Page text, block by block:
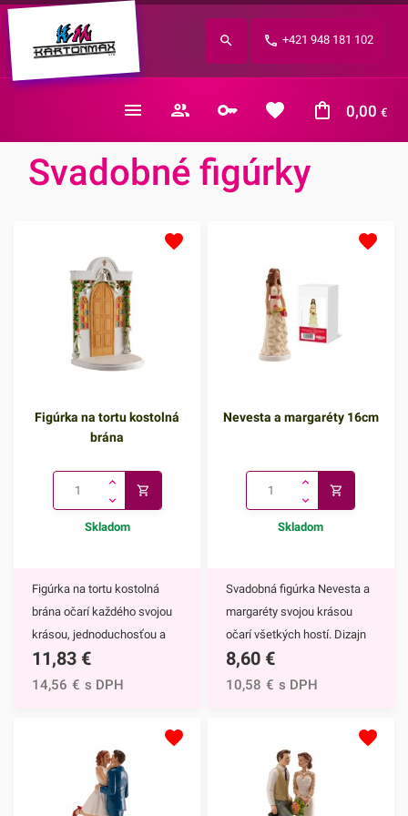
+421 948 181 102
0,00 €
Zabudnuté heslo?
E-mail
Svadobné figúrky
Figúrka na tortu kostolná
brána
Skladom
Figúrka na tortu kostolná
brána očarí každého svojou
krásou, jednoduchosťou a
eleganciou. Bude nádhernou
ozdobou na každej
kostolnú bránu, takže ju
môžete využiť nielen na
svadobné torty, ale rovnako
11,83 €
14,56 € s DPH
Nevesta a margaréty 16cm
Skladom
Svadobná figúrka Nevesta a
margaréty svojou krásou
očarí všetkých hostí. Dizajn
tejto dekorácie je
mimoriadne prepracovaný a
romanticky.Soška
znázorňuje nevestu, ktorá
drží kyticu
8,60 €
10,58 € s DPH